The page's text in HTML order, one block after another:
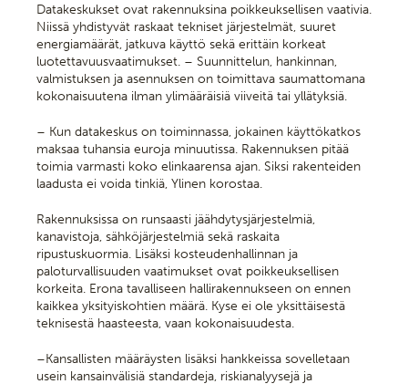
Datakeskukset ovat rakennuksina poikkeuksellisen vaativia.
Niissä yhdistyvät raskaat tekniset järjestelmät, suuret
energiamäärät, jatkuva käyttö sekä erittäin korkeat
luotettavuusvaatimukset. – Suunnittelun, hankinnan,
valmistuksen ja asennuksen on toimittava saumattomana
kokonaisuutena ilman ylimääräisiä viiveitä tai yllätyksiä.
– Kun datakeskus on toiminnassa, jokainen käyttökatkos
maksaa tuhansia euroja minuutissa. Rakennuksen pitää
toimia varmasti koko elinkaarensa ajan. Siksi rakenteiden
laadusta ei voida tinkiä, Ylinen korostaa.
Rakennuksissa on runsaasti jäähdytysjärjestelmiä,
kanavistoja, sähköjärjestelmiä sekä raskaita
ripustuskuormia. Lisäksi kosteudenhallinnan ja
paloturvallisuuden vaatimukset ovat poikkeuksellisen
korkeita. Erona tavalliseen hallirakennukseen on ennen
kaikkea yksityiskohtien määrä. Kyse ei ole yksittäisestä
teknisestä haasteesta, vaan kokonaisuudesta.
–Kansallisten määräysten lisäksi hankkeissa sovelletaan
usein kansainvälisiä standardeja, riskianalyysejä ja